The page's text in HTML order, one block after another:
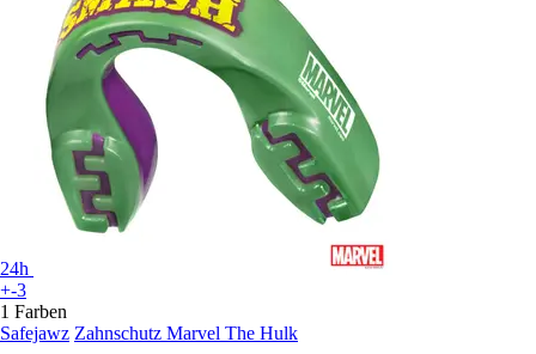
24h
+-3
1 Farben
Safejawz Zahnschutz Marvel The Hulk